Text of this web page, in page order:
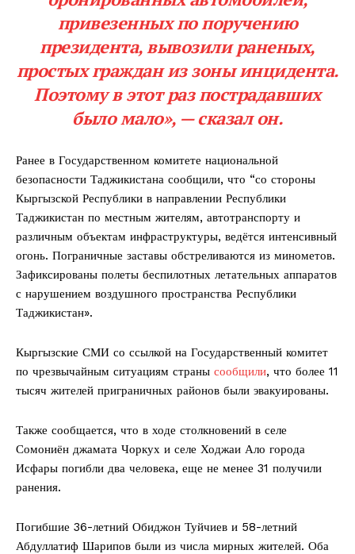
привезенных по поручению
президента, вывозили раненых,
простых граждан из зоны инцидента.
Поэтому в этот раз пострадавших
было мало», —сказалон.
Ранее в Государственном комитете национальной
безопасности Таджикистана сообщили, что “со стороны
Кыргызской Республики в направлении Республики
Таджикистан по местным жителям, автотранспорту и
различным объектам инфраструктуры, ведётся интенсивный
огонь. Пограничные заставы обстреливаются из минометов.
Зафиксированы полеты беспилотных летательных аппаратов
с нарушением воздушного пространства Республики
Таджикистан».
Кыргызские СМИ со ссылкой на Государственный комитет
по чрезвычайным ситуациям страны сообщили, что более 11
тысяч жителей приграничных районов были эвакуированы.
Также сообщается, что в ходе столкновений в селе
Сомониён джамата Чоркух и селе Ходжаи Ало города
Исфары погибли два человека, еще не менее 31 получили
ранения.
Погибшие 36-летний Обиджон Туйчиев и 58-летний
Абдуллатиф Шарипов были из числа мирных жителей. Оба